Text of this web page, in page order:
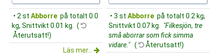
• 2 st Abborre på totalt 0.0
kg, Snittvikt 0.01 kg. (
Återutsatt!)
Läs mer...
• 3 st Abborre på totalt 0.2 kg,
Snittvikt 0.07 kg.
"Filkesjön, tre
små aborrar som fick simma
vidare." (
Återutsatt!)